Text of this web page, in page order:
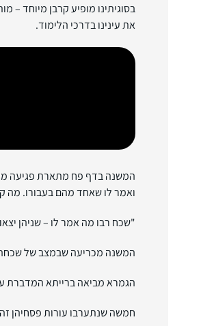
בסוגיתינו מופיע קרבן מיוחד –
את עינינו בדרכי הלימוד.
המשנה בדף פח מתארת פגיעה
ואמר לו שאחד מהם בעבורו. מה
"שכח רבו מה אמר לו – שניהן
המשנה מכריעה שבמצב של שכחה
הגמרא מביאה ברייתא המדברת
חמשה שנתערבו עורות פסחיהן